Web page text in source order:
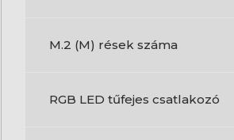
M.2 (M) rések száma
RGB LED tűfejes csatlakozó